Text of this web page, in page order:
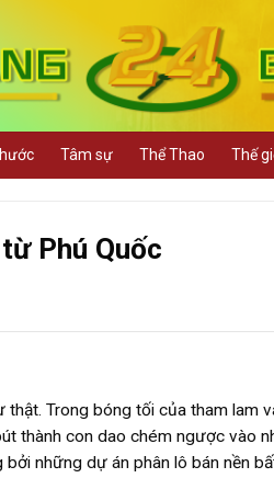
Tâm sự Thể Thao Thế
Phú Quốc
Trong bóng tối của tham lam
thành con dao chém ngược vào
những dự án phân lô bán nền